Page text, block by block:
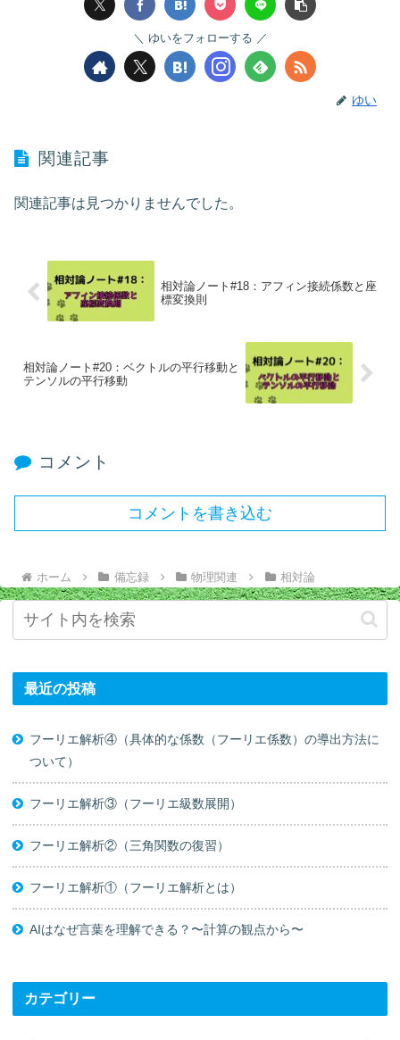
ゆいをフォローする
ゆい
関連記事
関連記事は見つかりませんでした。
相対論ノート#18：アフィン接続係数と座
標変換則
相対論ノート#20：ベクトルの平行移動と
テンソルの平行移動
コメント
コメントを書き込む
ホーム 備忘録 物理関連 相対論
最近の投稿
フーリエ解析④（具体的な係数（フーリエ係数）の導出方法に
ついて）
フーリエ解析③（フーリエ級数展開）
フーリエ解析②（三角関数の復習）
フーリエ解析①（フーリエ解析とは）
AIはなぜ言葉を理解できる？〜計算の観点から〜
カテゴリー